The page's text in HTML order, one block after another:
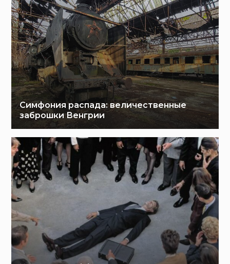
Симфония распада: величественные
заброшки Венгрии